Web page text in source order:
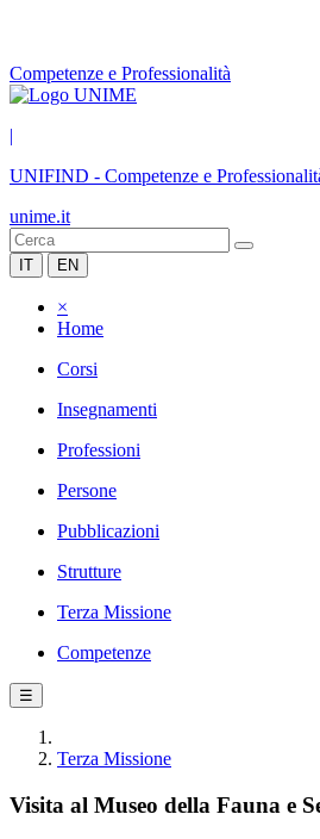
Competenze e Professionalità
|
UNIFIND - Competenze e
unime.it
IT EN
×
Home
Corsi
Insegnamenti
Professioni
Persone
Pubblicazioni
Strutture
Terza Missione
Competenze
☰
Terza Missione
Visita al Museo della Fauna e